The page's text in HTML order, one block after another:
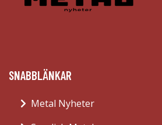
SNABBLÄNKAR
Metal Nyheter